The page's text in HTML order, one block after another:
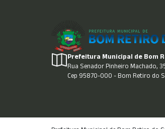
Prefeitura Municipal de Bom
Rua Senador Pinheiro Machado,
Cep 95870-000 - Bom Retiro do